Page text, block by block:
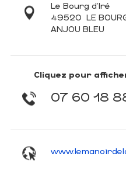
Le Bourg d'Iré
49520 LE
ANJOU BLEU
Cliquez pour
07 60 18